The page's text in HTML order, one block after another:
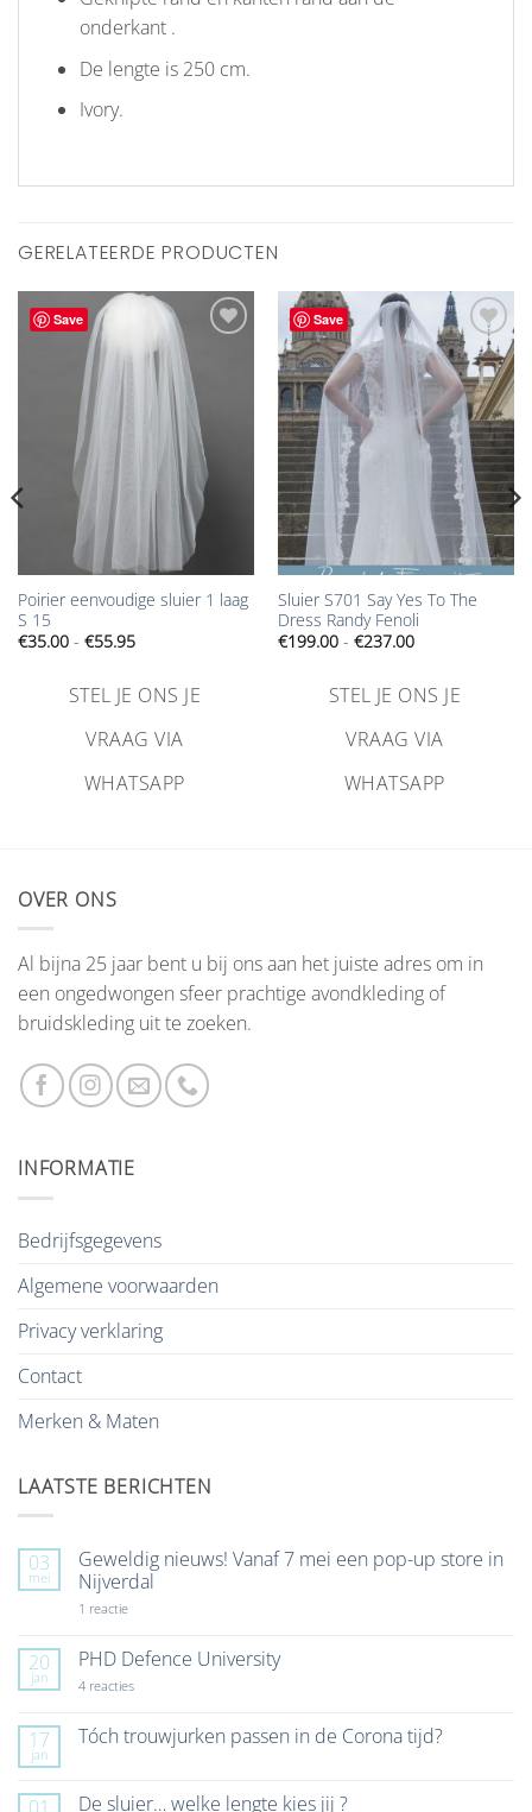
onderkant .
De lengte is 250 cm.
Ivory.
GERELATEERDE PRODUCTEN
Save
verlanglijst
toevoegen
Poirier eenvoudige sluier 1 laag
S 15
€35.00 - €55.95Prijsklasse:
€55.95
STEL JE ONS JE
VRAAG VIA
WHATSAPP
Save
Aan
verlanglijst
toevoegen
Sluier S701 Say Yes To The
Dress Randy Fenoli
€199.00 - €237.00Prijsklasse:
€237.00
STEL JE ONS JE
VRAAG VIA
WHATSAPP
OVER ONS
Al bijna 25 jaar bent u bij ons aan het juiste adres om in
een ongedwongen sfeer prachtige avondkleding of
bruidskleding uit te zoeken.
INFORMATIE
Bedrijfsgegevens
Algemene voorwaarden
Privacy verklaring
Contact
Merken & Maten
LAATSTE BERICHTEN
03
mei
Geweldig nieuws! Vanaf 7 mei een pop-up store in
Nijverdal
1 reactieop
Vanaf
7
mei
up
store
20
jan
PHD Defence University
4 reactiesop
University
17
jan
Tóch trouwjurken passen in de Corona tijd?
Tóch
De sluier… welke lengte kies jij ?